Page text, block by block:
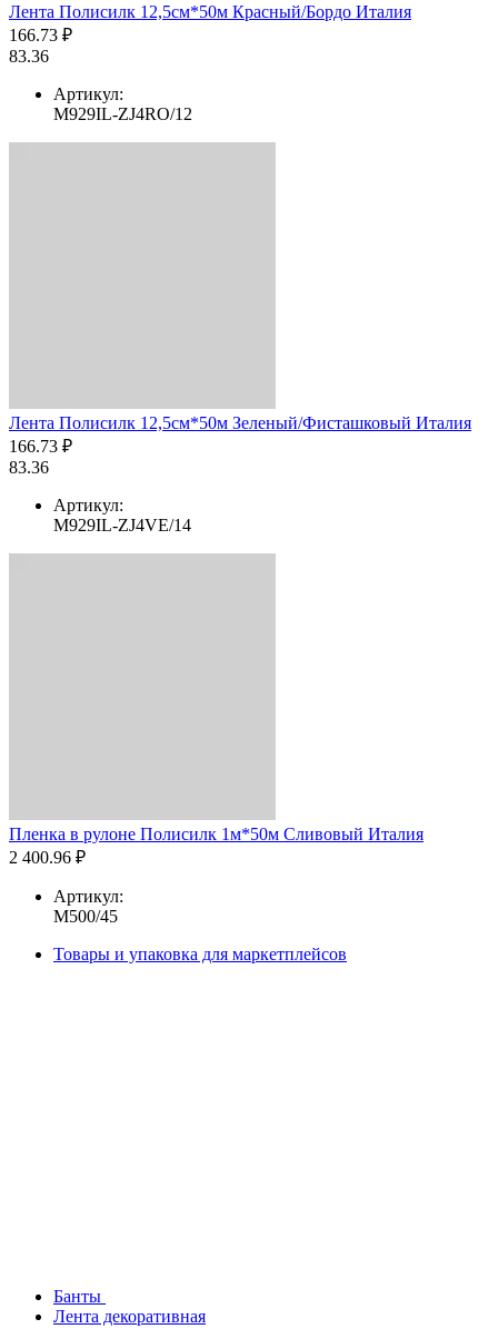
Лента Полисилк 12,5см*50м Красный/Бордо Италия
166.73 ₽
83.36
Артикул:
M929IL-ZJ4RO/12
Лента Полисилк 12,5см*50м Зеленый/Фисташковый Италия
166.73 ₽
83.36
Артикул:
M929IL-ZJ4VE/14
Пленка в рулоне Полисилк 1м*50м Сливовый Италия
2 400.96 ₽
Артикул:
М500/45
Товары и упаковка для маркетплейсов
Банты
Лента декоративная